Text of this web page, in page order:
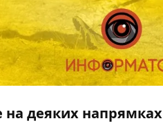
на деяких напрямках